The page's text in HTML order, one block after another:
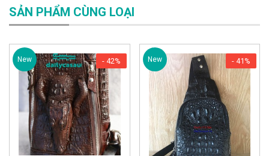
SẢN PHẨM CÙNG LOẠI
New - 42% New - 41%